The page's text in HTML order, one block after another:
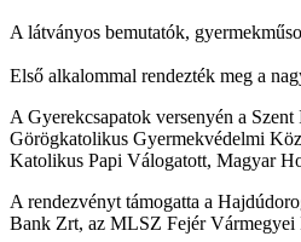
A látványos bemutatók,
Első alkalommal rendezték meg a
A Gyerekcsapatok versenyén a
Görögkatolikus Gyermekvédelmi
Katolikus Papi Válogatott, Magyar
A rendezvényt támogatta a
Bank Zrt, az MLSZ Fejér Vármegyei